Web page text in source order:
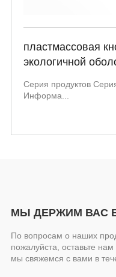
пластмассовая
экологичной
кнопку HBDS1-
Серия продуктов
Информа...
МЫ ДЕРЖИМ ВАС
По вопросам о наших
пожалуйста, оставьте
мы свяжемся с вами в